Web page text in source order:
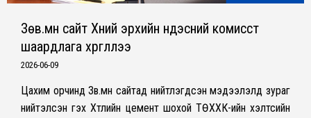
Зөв.мн сайт Хүний эрхийн үндэсний комисст
шаардлага хүргүүллээ
2026-06-09
Цахим орчинд Зөв.мн сайтад нийтлэгдсэн мэдээлэлд зураг
нийтэлсэн гэх Хөтлийн цемент шохой ТӨХХК-ийн хэлтсийн